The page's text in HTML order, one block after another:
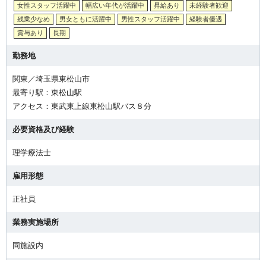
女性スタッフ活躍中
幅広い年代が活躍中 昇給あり
未経験者歓迎
残業少なめ
男女ともに活躍中 男性スタッフ活躍中
経験者優遇
賞与あり
長期
勤務地
関東／埼玉県東松山市
最寄り駅：東松山駅
アクセス：東武東上線東松山駅バス８分
必要資格及び経験
理学療法士
雇用形態
正社員
業務実施場所
同施設内